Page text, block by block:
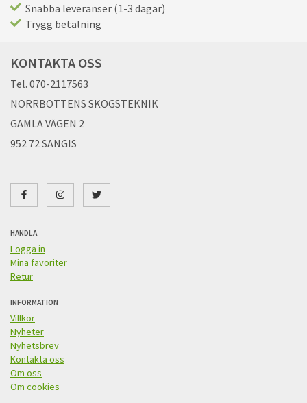
Snabba leveranser (1-3 dagar)
Trygg betalning
KONTAKTA OSS
Tel. 070-2117563
NORRBOTTENS SKOGSTEKNIK
GAMLA VÄGEN 2
952 72 SANGIS
HANDLA
Logga in
Mina favoriter
Retur
INFORMATION
Villkor
Nyheter
Nyhetsbrev
Kontakta oss
Om oss
Om cookies